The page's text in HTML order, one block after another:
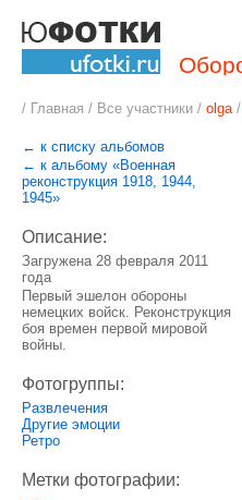
/ Главная / Все участники / olga/
← к списку альбомов
← к альбому «Военная
реконструкция 1918, 1944,
1945»
Описание:
Загружена 28 февраля 2011
года
Первый эшелон обороны
немецких войск. Реконструкция
боя времен первой мировой
войны.
Фотогруппы:
Развлечения
Другие эмоции
Ретро
Метки фотографии: